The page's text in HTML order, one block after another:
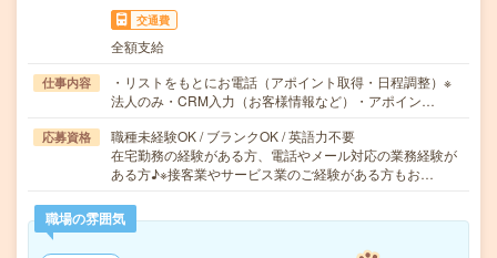
交通費
全額支給
仕事内容
・リストをもとにお電話（アポイント取得・日程調整）※
法人のみ・CRM入力（お客様情報など）・アポイン…
応募資格
職種未経験OK / ブランクOK / 英語力不要
在宅勤務の経験がある方、電話やメール対応の業務経験が
ある方♪※接客業やサービス業のご経験がある方もお…
職場の雰囲気